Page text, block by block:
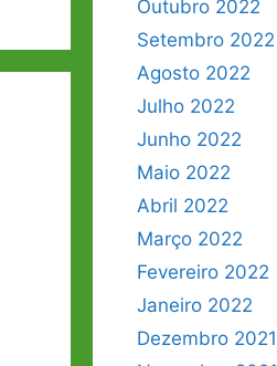
Outubro 2022
Setembro 2022
Agosto 2022
Julho 2022
Junho 2022
Maio 2022
Abril 2022
Março 2022
Fevereiro 2022
Janeiro 2022
Dezembro 2021